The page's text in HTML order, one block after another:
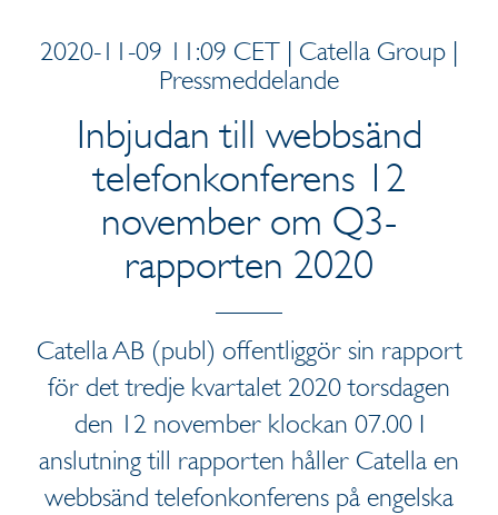
2020-11-09 11:09 CET | Catella Group |
Pressmeddelande
Inbjudan till webbsänd
telefonkonferens 12
november om Q3-
rapporten 2020
Catella AB (publ) offentliggör sin rapport
för det tredje kvartalet 2020 torsdagen
den 12 november klockan 07.00 I
anslutning till rapporten håller Catella en
webbsänd telefonkonferens på engelska